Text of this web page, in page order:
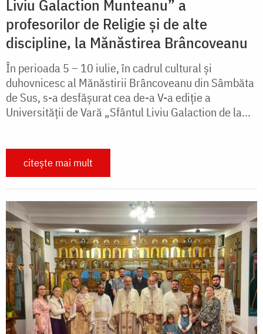
Liviu Galaction Munteanu” a
profesorilor de Religie și de alte
discipline, la Mănăstirea Brâncoveanu
În perioada 5 – 10 iulie, în cadrul cultural și
duhovnicesc al Mănăstirii Brâncoveanu din Sâmbăta
de Sus, s-a desfășurat cea de-a V-a ediție a
Universității de Vară „Sfântul Liviu Galaction de la...
citește mai mult